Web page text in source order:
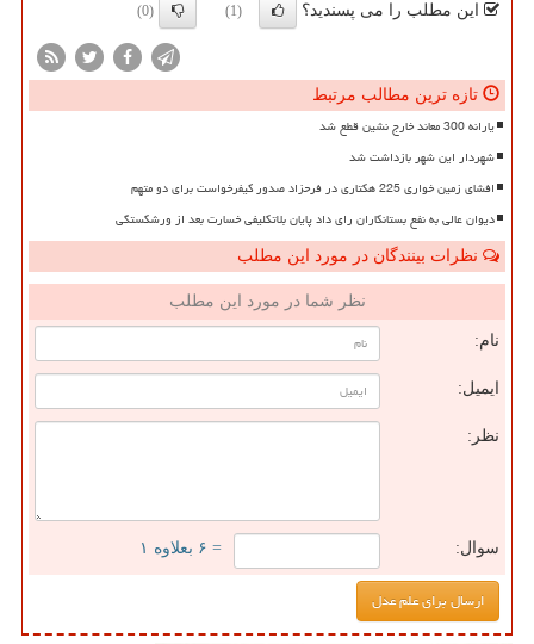
این مطلب را می پسندید؟ (1)
(0)
تازه ترین مطالب مرتبط
یارانه 300 معاند خارج نشین قطع شد
شهردار این شهر بازداشت شد
افشای زمین خواری 225 هکتاری در فرحزاد صدور کیفرخواست برای دو متهم
دیوان عالی به نفع بستانکاران رای داد پایان بلاتکلیفی خسارت بعد از ورشکستگی
نظرات بینندگان در مورد این مطلب
نظر شما در مورد این مطلب
نام:
ایمیل:
نظر:
سوال: = ۶ بعلاوه ۱